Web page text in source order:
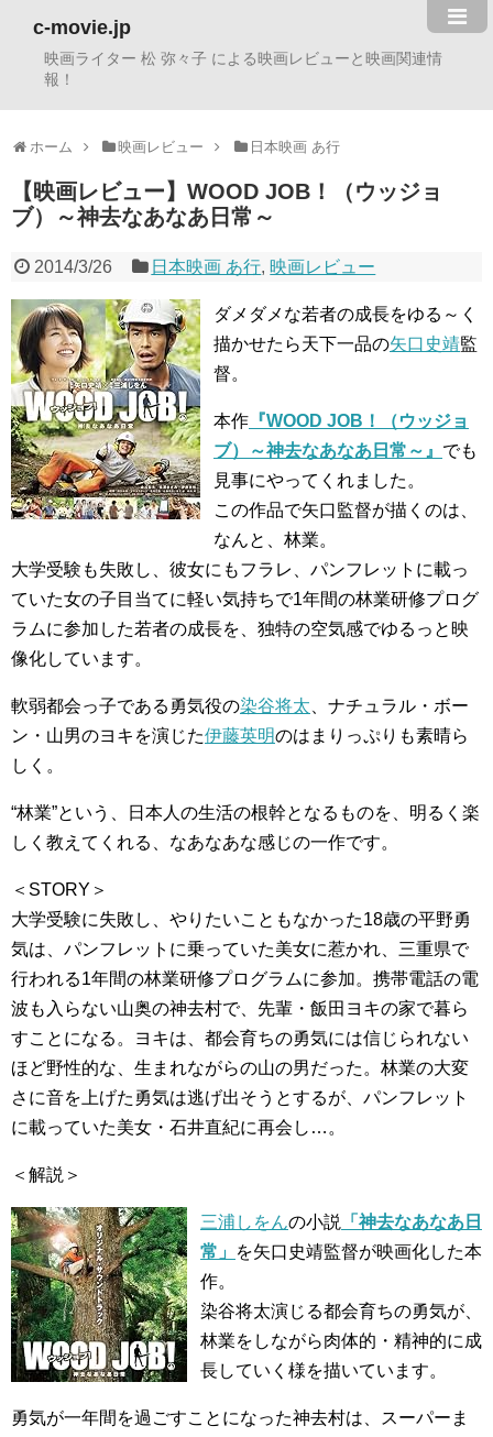
c-movie.jp
映画ライター 松 弥々子 による映画レビューと映画関連情
報！
ホーム 映画レビュー 日本映画 あ行
【映画レビュー】WOOD JOB！（ウッジョ
ブ）～神去なあなあ日常～
2014/3/26 日本映画 あ行, 映画レビュー
ダメダメな若者の成長をゆる～く
描かせたら天下一品の矢口史靖監
督。
本作 『WOOD JOB！（ウッジョ
ブ）～神去なあなあ日常～』 でも
見事にやってくれました。
この作品で矢口監督が描くのは、
なんと、林業。
大学受験も失敗し、彼女にもフラレ、パンフレットに載っ
ていた女の子目当てに軽い気持ちで1年間の林業研修プログ
ラムに参加した若者の成長を、独特の空気感でゆるっと映
像化しています。
軟弱都会っ子である勇気役の染谷将太 、ナチュラル・ボー
ン・山男のヨキを演じた伊藤英明のはまりっぷりも素晴ら
しく。
“林業”という、日本人の生活の根幹となるものを、明るく楽
しく教えてくれる、なあなあな感じの一作です。
＜STORY＞
大学受験に失敗し、やりたいこともなかった18歳の平野勇
気は、パンフレットに乗っていた美女に惹かれ、三重県で
行われる1年間の林業研修プログラムに参加。携帯電話の電
波も入らない山奥の神去村で、先輩・飯田ヨキの家で暮ら
すことになる。ヨキは、都会育ちの勇気には信じられない
ほど野性的な、生まれながらの山の男だった。林業の大変
さに音を上げた勇気は逃げ出そうとするが、パンフレット
に載っていた美女・石井直紀に再会し…。
＜解説＞
三浦しをんの小説
「神去なあなあ日
常」 を矢口史靖監督が映画化した本
作。
染谷将太演じる都会育ちの勇気が、
林業をしながら肉体的・精神的に成
長していく様を描いています。
勇気が一年間を過ごすことになった神去村は、スーパーま